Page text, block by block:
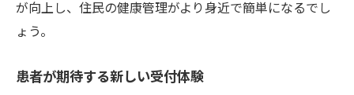
が向上し、住民の健康管理がより身近で簡単になるでし
ょう。
患者が期待する新しい受付体験